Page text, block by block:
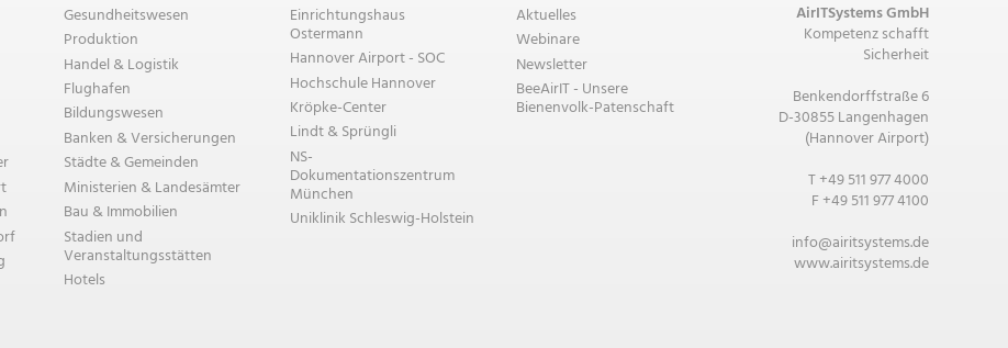
Gesundheitswesen
Produktion
Handel & Logistik
Flughafen
Bildungswesen
Banken & Versicherungen
Städte & Gemeinden
Ministerien & Landesämter
Bau & Immobilien
Stadien und
Veranstaltungsstätten
Hotels
Einrichtungshaus
Ostermann
Hannover Airport - SOC
Hochschule Hannover
Kröpke-Center
Lindt & Sprüngli
NS-
Dokumentationszentrum
München
Uniklinik Schleswig-Holstein
Aktuelles
Webinare
Newsletter
BeeAirIT - Unsere
Bienenvolk-Patenschaft
AirITSystems GmbH
Kompetenz schafft
Sicherheit
Benkendorffstraße 6
D-30855 Langenhagen
(Hannover Airport)
T +49 511 977 4000
F +49 511 977 4100
info@airitsystems.de
www.airitsystems.de